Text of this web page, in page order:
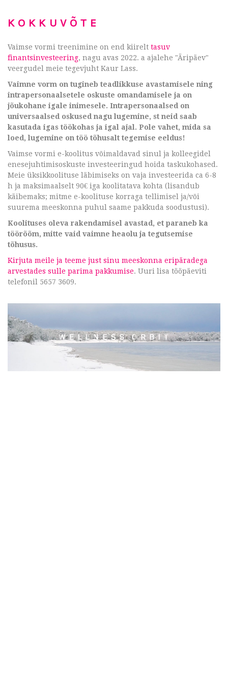
KOKKUVÕTE
Vaimse vormi treenimine on end kiirelt tasuv
finantsinvesteering, nagu avas 2022. a ajalehe "Äripäev"
veergudel meie tegevjuht Kaur Lass.
Vaimne vorm on tugineb teadlikkuse avastamisele ning
intrapersonaalsetele oskuste omandamisele ja on
jõukohane igale inimesele. Intrapersonaalsed on
universaalsed oskused nagu lugemine, st neid saab
kasutada igas töökohas ja igal ajal. Pole vahet, mida sa
loed, lugemine on töö tõhusalt tegemise eeldus!
Vaimse vormi e-koolitus võimaldavad sinul ja kolleegidel
enesejuhtimisoskuste investeeringud hoida taskukohased.
Meie üksikkoolituse läbimiseks on vaja investeerida ca 6-8
h ja maksimaalselt 90€ iga koolitatava kohta (lisandub
käibemaks; mitme e-koolituse korraga tellimisel ja/või
suurema meeskonna puhul saame pakkuda soodustusi).
Koolituses oleva rakendamisel avastad, et paraneb ka
töörõõm, mitte vaid vaimne heaolu ja tegutsemise
tõhusus.
Kirjuta meile ja teeme just sinu meeskonna eripäradega
arvestades sulle parima pakkumise. Uuri lisa tööpäeviti
telefonil 5657 3609.